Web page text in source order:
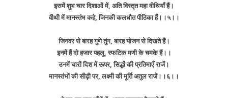
इसमें शुभ चार दिशाओं में, अति विस्तृत महा वीथियाँ हैं।
वीथी में मानस्तंभ कहे, जिनकी कलधौत पीठिका हैं।।५।।
जिनवर से बारह गुणे तुंग, बारह योजन से दिखते हैं।
इनमें हैं दो हजार पहलू, स्फटिक मणी के चमके हैं।।
उनमें चारों दिश में ऊपर, सिद्धों की प्रतिमाएँ राजें।
मानस्तंभों की सीढ़ी पर, लक्ष्मी की मूर्ति अतुल राजें।।६।।